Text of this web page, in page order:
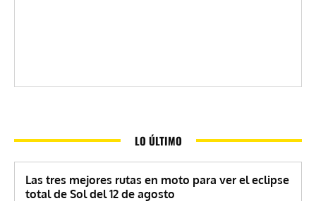
LO ÚLTIMO
Las tres mejores rutas en moto para ver el eclipse
total de Sol del 12 de agosto